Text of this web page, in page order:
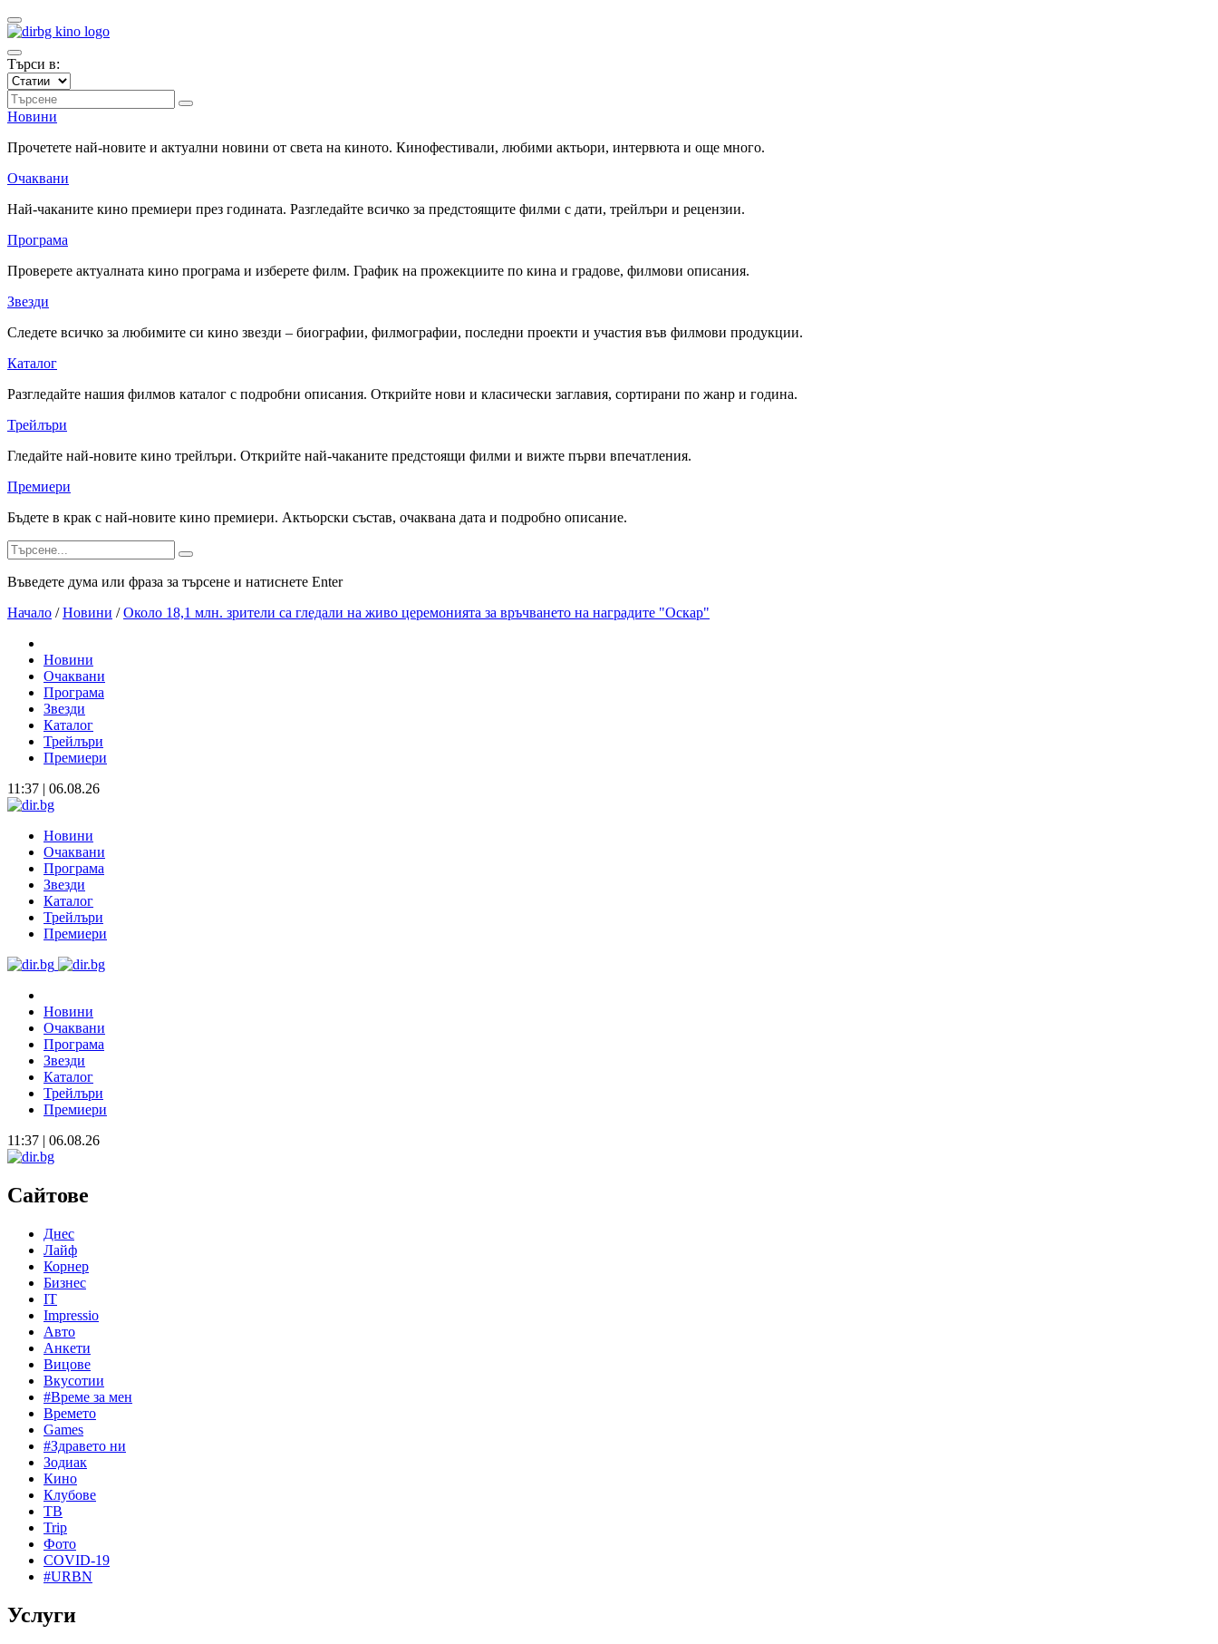
Търси в:
Новини
Прочетете най-новите и актуални новини от света на киното. Кинофестивали, любими актьори, интервюта и още много.
Очаквани
Най-чаканите кино премиери през годината. Разгледайте всичко за предстоящите филми с дати, трейлъри и рецензии.
Програма
Проверете актуалната кино програма и изберете филм. График на прожекциите по кина и градове, филмови описания.
Звезди
Следете всичко за любимите си кино звезди – биографии, филмографии, последни проекти и участия във филмови продукции.
Каталог
Разгледайте нашия филмов каталог с подробни описания. Открийте нови и класически заглавия, сортирани по жанр и година.
Трейлъри
Гледайте най-новите кино трейлъри. Открийте най-чаканите предстоящи филми и вижте първи впечатления.
Премиери
Бъдете в крак с най-новите кино премиери. Актьорски състав, очаквана дата и подробно описание.
Въведете дума или фраза за търсене и натиснете Enter
Начало / Новини / Около 18,1 млн. зрители са гледали на живо церемонията за връчването на наградите "Оскар"
Новини
Очаквани
Програма
Звезди
Каталог
Трейлъри
Премиери
11:37 | 06.08.26
Новини
Очаквани
Програма
Звезди
Каталог
Трейлъри
Премиери
Новини
Очаквани
Програма
Звезди
Каталог
Трейлъри
Премиери
11:37 | 06.08.26
Сайтове
Днес
Лайф
Корнер
Бизнес
IT
Impressio
Авто
Анкети
Вицове
Вкусотии
#Време за мен
Времето
Games
#Здравето ни
Зодиак
Кино
Клубове
ТВ
Trip
Фото
COVID-19
#URBN
Услуги